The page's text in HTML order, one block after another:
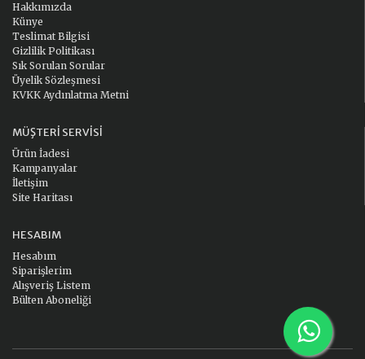
Hakkımızda
Künye
Teslimat Bilgisi
Gizlilik Politikası
Sık Sorulan Sorular
Üyelik Sözleşmesi
KVKK Aydınlatma Metni
MÜŞTERI SERVISI
Ürün İadesi
Kampanyalar
İletişim
Site Haritası
HESABIM
Hesabım
Siparişlerim
Alışveriş Listem
Bülten Aboneliği